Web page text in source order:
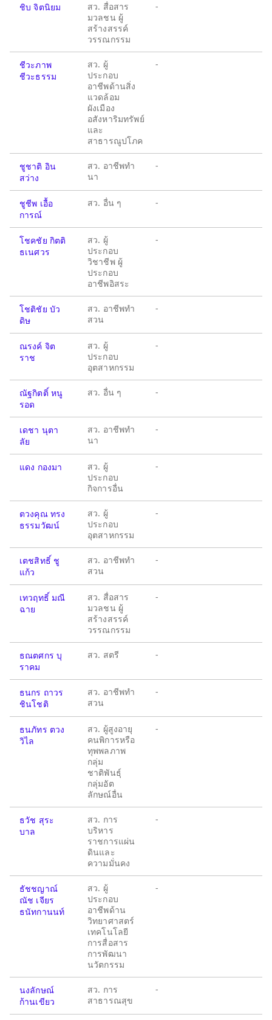
ชิบ จิตนิยม
สว. สื่อสาร
มวลชน ผู้
สร้างสรรค์
วรรณกรรม
-
ชีวะภาพ
ชีวะธรรม
สว. ผู้
ประกอบ
อาชีพด้านสิ่ง
แวดล้อม
ผังเมือง
อสังหาริมทรัพย์
และ
สาธารณูปโภค
-
ชูชาติ อิน
สว่าง
สว. อาชีพทำ
นา
-
ชูชีพ เอื้อ
การณ์
สว. อื่น ๆ -
โชคชัย กิตติ
ธเนศวร
สว. ผู้
ประกอบ
วิชาชีพ ผู้
ประกอบ
อาชีพอิสระ
-
โชติชัย บัว
ดิษ
สว. อาชีพทำ
สวน
-
ณรงค์ จิต
ราช
สว. ผู้
ประกอบ
อุตสาหกรรม
-
ณัฐกิตติ์ หนู
รอด
สว. อื่น ๆ -
เดชา นุตา
ลัย
สว. อาชีพทำ
นา
-
แดง กองมา
สว. ผู้
ประกอบ
กิจการอื่น
-
ตวงคุณ ทรง
ธรรมวัฒน์
สว. ผู้
ประกอบ
อุตสาหกรรม
-
เตชสิทธิ์ ชู
แก้ว
สว. อาชีพทำ
สวน
-
เทวฤทธิ์ มณี
ฉาย
สว. สื่อสาร
มวลชน ผู้
สร้างสรรค์
วรรณกรรม
-
ธณตศกร บุ
ราคม
สว. สตรี -
ธนกร ถาวร
ชินโชติ
สว. อาชีพทำ
สวน
-
ธนภัทร ตวง
วิไล
สว. ผู้สูงอายุ
คนพิการหรือ
ทุพพลภาพ
กลุ่ม
ชาติพันธุ์
กลุ่มอัต
ลักษณ์อื่น
-
ธวัช สุระ
บาล
สว. การ
บริหาร
ราชการแผ่น
ดินและ
ความมั่นคง
-
ธัชชญาณ์
ณัช เจียร
ธนัทกานนท์
สว. ผู้
ประกอบ
อาชีพด้าน
วิทยาศาสตร์
เทคโนโลยี
การสื่อสาร
การพัฒนา
นวัตกรรม
-
นงลักษณ์
ก้านเขียว
สว. การ
สาธารณสุข
-